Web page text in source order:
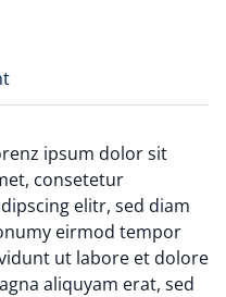
ipsum dolor sit
consetetur
elitr, sed diam
eirmod tempor
ut labore et dolore
aliquyam erat, sed